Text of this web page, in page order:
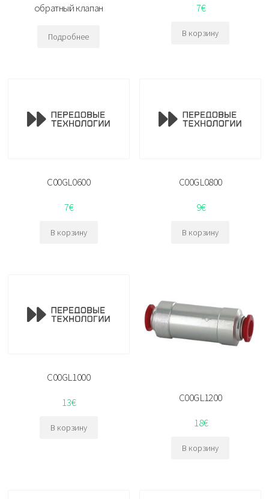
обратный клапан
Подробнее
7€
В корзину
C00GL0600
7€
В корзину
C00GL0800
9€
В корзину
C00GL1000
13€
В корзину
C00GL1200
18€
В корзину